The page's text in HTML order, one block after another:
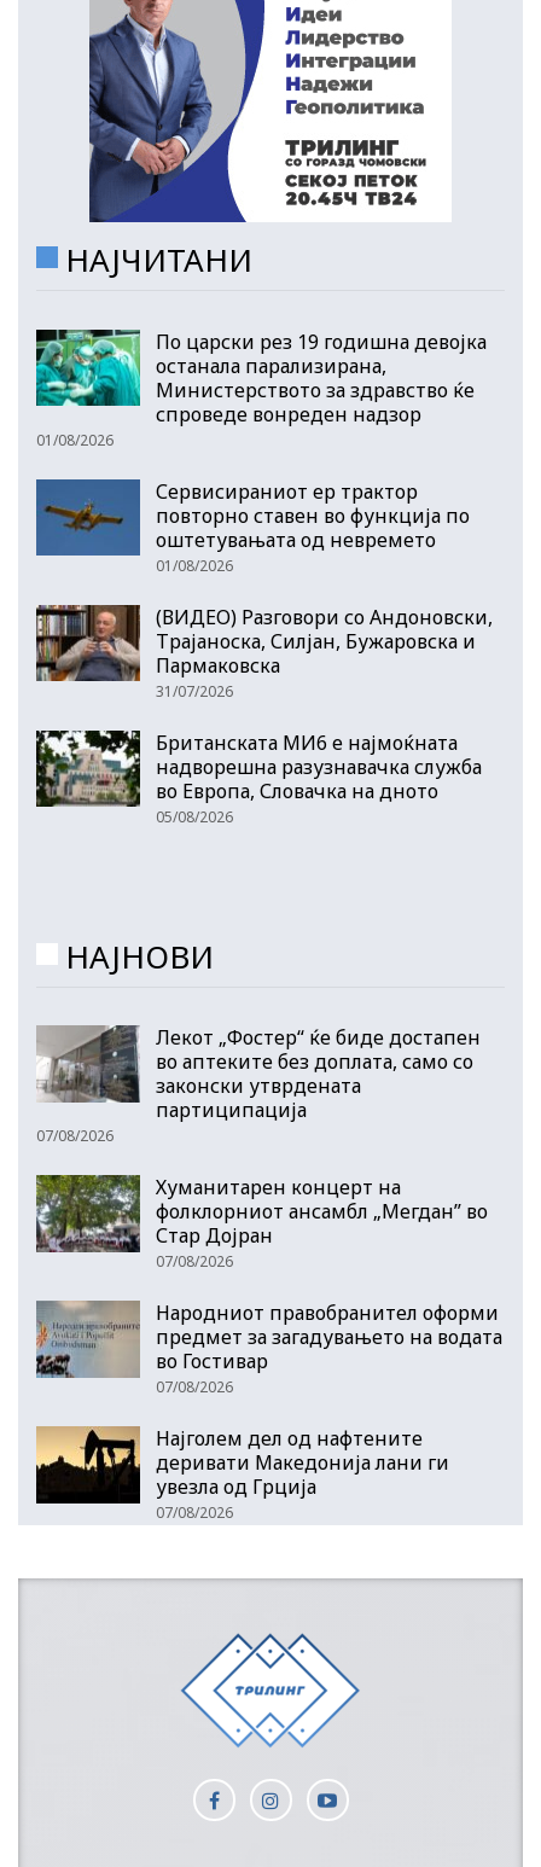
НАЈЧИТАНИ
По царски рез 19 годишна девојка
останала парализирана,
Министерството за здравство ќе
спроведе вонреден надзор
01/08/2026
Сервисираниот ер трактор
повторно ставен во функција по
оштетувањата од невремето
01/08/2026
(ВИДЕО) Разговори со Андоновски,
Трајаноска, Силјан, Бужаровска и
Пармаковска
31/07/2026
Британската МИ6 е најмоќната
надворешна разузнавачка служба
во Европа, Словачка на дното
05/08/2026
НАЈНОВИ
Лекот „Фостер“ ќе биде достапен
во аптеките без доплата, само со
законски утврдената
партиципација
07/08/2026
Хуманитарен концерт на
фолклорниот ансамбл „Мегдан” во
Стар Дојран
07/08/2026
Народниот правобранител оформи
предмет за загадувањето на водата
во Гостивар
07/08/2026
Најголем дел од нафтените
деривати Македонија лани ги
увезла од Грција
07/08/2026